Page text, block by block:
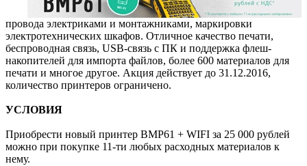
провода электриками и монтажниками, маркировки
электротехнических шкафов. Отличное качество печати,
беспроводная связь, USB-связь с ПК и поддержка флеш-
накопителей для импорта файлов, более 600 материалов для
печати и многое другое. Акция действует до 31.12.2016,
количество принтеров ограничено.
УСЛОВИЯ
Приобрести новый принтер ВМР61 + WIFI за 25 000 рублей
можно при покупке 11-ти любых расходных материалов к
нему.